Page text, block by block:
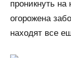
проникнуть
огорожена
находят все